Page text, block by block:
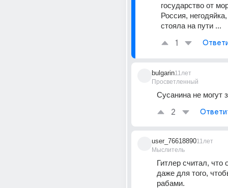
государство от
Россия,
стояла на пути ...
1
bulgarin
Просветленный
11лет
Сусанина не могут
2
user_76618890
Мыслитель
11лет
Гитлер считал, что
даже для того,
рабами.